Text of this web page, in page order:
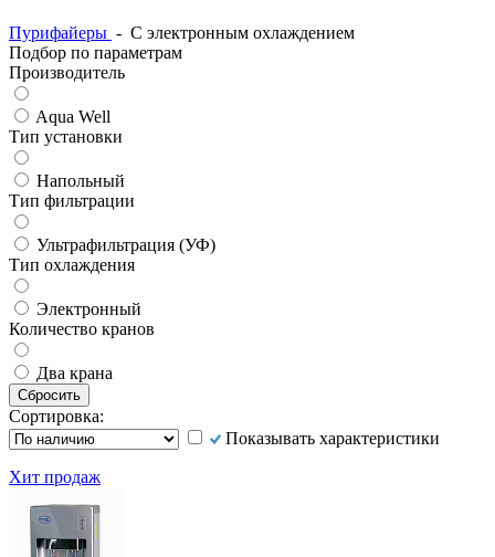
Пурифайеры - С электронным охлаждением
Подбор по параметрам
Производитель
Aqua Well
Тип установки
Напольный
Тип фильтрации
Ультрафильтрация (УФ)
Тип охлаждения
Электронный
Количество кранов
Два крана
Сортировка:
Показывать характеристики
Хит продаж